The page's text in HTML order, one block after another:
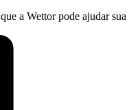
a Wettor pode ajudar sua